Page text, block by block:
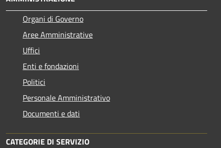
Organi di Governo
Aree Amministrative
Uffici
Enti e fondazioni
Politici
Personale Amministrativo
Documenti e dati
CATEGORIE DI SERVIZIO